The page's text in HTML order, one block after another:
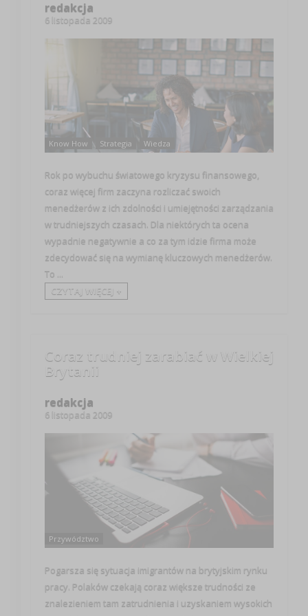
redakcja
6 listopada 2009
Know How Strategia Wiedza
Rok po wybuchu światowego kryzysu finansowego,
coraz więcej firm zaczyna rozliczać swoich
menedżerów z ich zdolności i umiejętności zarządzania
w trudniejszych czasach. Dla niektórych ta ocena
wypadnie negatywnie a co za tym idzie firma może
zdecydować się na wymianę kluczowych menedżerów.
To ...
CZYTAJ WIĘCEJ +
Coraz trudniej zarabiać w Wielkiej
Brytanii
redakcja
6 listopada 2009
Przywództwo
Pogarsza się sytuacja imigrantów na brytyjskim rynku
pracy. Polaków czekają coraz większe trudności ze
znalezieniem tam zatrudnienia i uzyskaniem wysokich